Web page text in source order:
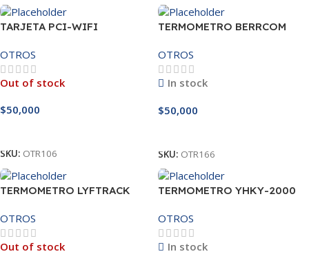
TARJETA PCI-WIFI
OTROS
Out of stock
$50,000
SKU: OTR106
TERMOMETRO BERRCOM
OTROS
In stock
$50,000
SKU: OTR166
TERMOMETRO LYFTRACK
OTROS
Out of stock
TERMOMETRO YHKY-2000
OTROS
In stock